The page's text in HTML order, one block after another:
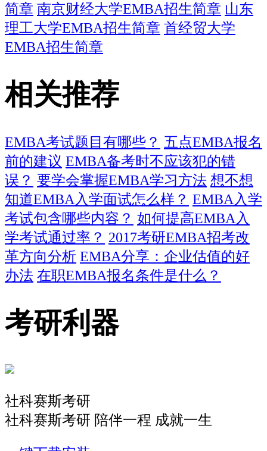
简章 南京财经大学EMBA招生简章 山东
理工大学EMBA招生简章 首经贸大学
EMBA招生简章
相关推荐
EMBA考试题目有哪些？ 五点EMBA报名
前的建议 EMBA备考时不应该犯的错
误？ 要学会掌握EMBA学习方法 想不想
知道EMBA入学面试怎么样？ EMBA入学
考试包含哪些内容？ 如何提高EMBA入
学考试通过率？ 2017考研EMBA招考改
革方向分析 EMBA分享：企业估值的好
办法 在职EMBA报名条件是什么？
考研利器
社科赛斯考研
社科赛斯考研 陪伴一程 成就一生